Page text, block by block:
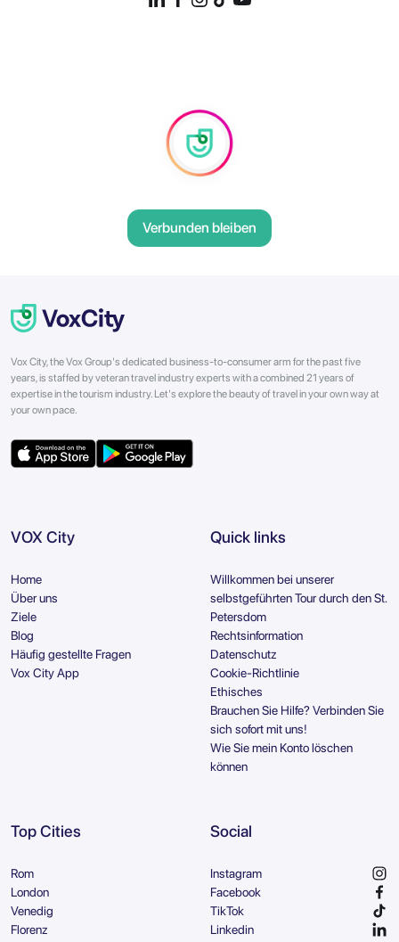
Verbunden bleiben
Vox City, the Vox Group's dedicated business-to-consumer arm for the past five
years, is staffed by veteran travel industry experts with a combined 21 years of
expertise in the tourism industry. Let's explore the beauty of travel in your own way at
your own pace.
VOX City
Home
Über uns
Ziele
Blog
Häufig gestellte Fragen
Vox City App
Quick links
Willkommen bei unserer
selbstgeführten Tour durch den St.
Petersdom
Rechtsinformation
Datenschutz
Cookie-Richtlinie
Ethisches
Brauchen Sie Hilfe? Verbinden Sie
sich sofort mit uns!
Wie Sie mein Konto löschen
können
Top Cities
Rom
London
Venedig
Florenz
Social
Instagram
Facebook
TikTok
Linkedin